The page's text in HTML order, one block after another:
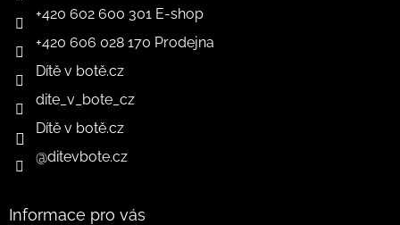
+420 602 600 301 E-shop
+420 606 028 170 Prodejna
Dítě v botě.cz
dite_v_bote_cz
Dítě v botě.cz
@ditevbote.cz
Informace pro vás